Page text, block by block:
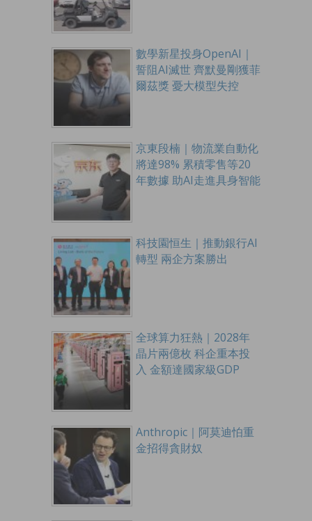
數學新星投身OpenAI｜
誓阻AI滅世 齊默曼剛獲菲
爾茲獎 憂大模型失控
京東段楠｜物流業自動化
將達98% 累積零售等20
年數據 助AI走進具身智能
科技園恒生｜推動銀行AI
轉型 兩企方案勝出
全球算力狂熱｜2028年
晶片兩億枚 科企重本投
入 金額達國家級GDP
Anthropic｜阿莫迪怕重
金招得貪財奴